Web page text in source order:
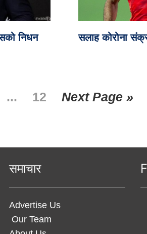
निधन सलाह कोरोना
... 12 Next Page »
समाचार
Advertise Us
Our Team